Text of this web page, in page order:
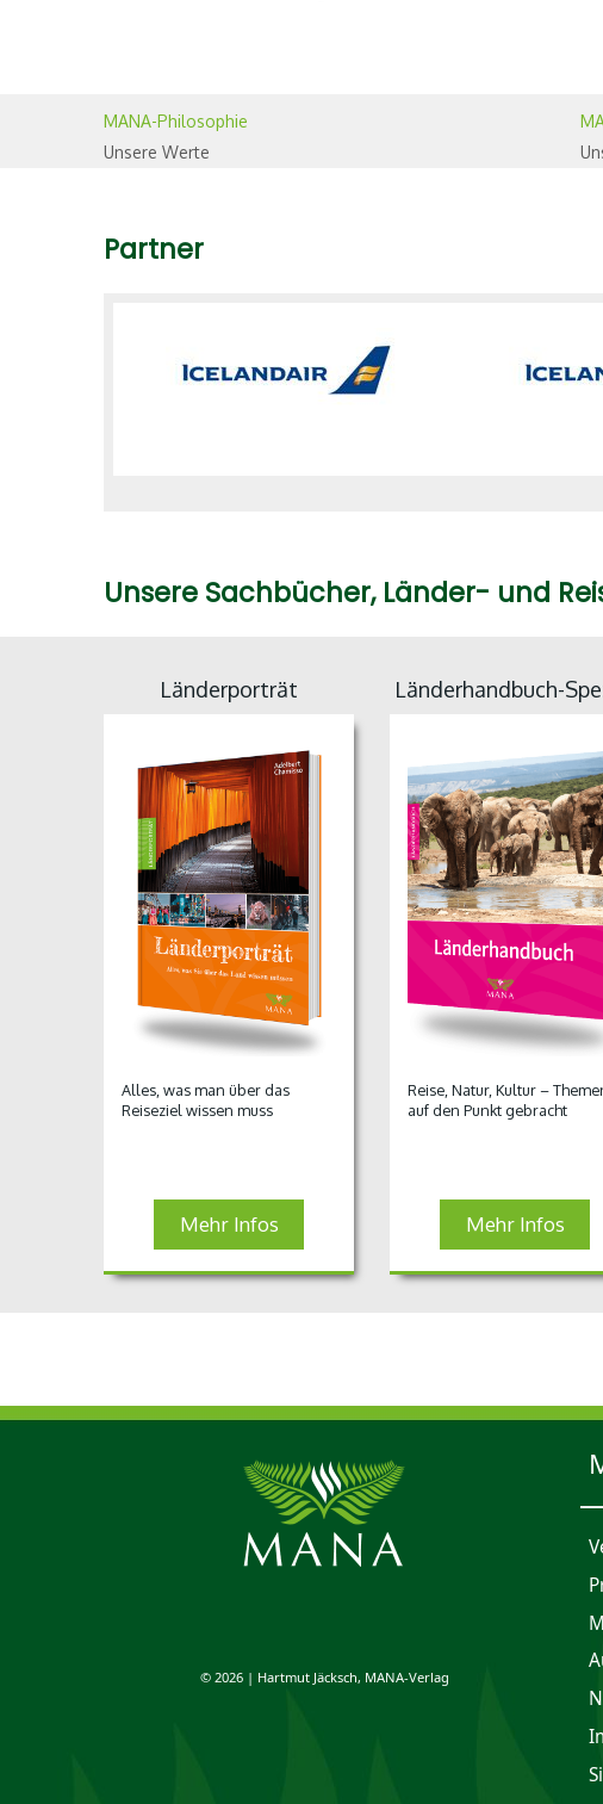
MANA-Philosophie
Unsere Werte
Partner
Unsere Sachbücher, Länder- und
Länderporträt
Alles, was man über das
Reiseziel wissen muss
Mehr Infos
Länderhandbuch-
Reise, Natur, Kultur –
auf den Punkt gebracht
Mehr Infos
© 2026 | Hartmut Jäcksch, MANA-Verlag